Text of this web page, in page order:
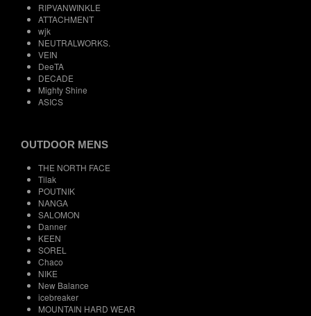
RIPVANWINKLE
ATTACHMENT
wjk
NEUTRALWORKS.
VEIN
DeeTA
DECADE
Mighty Shine
ASICS
OUTDOOR MENS
THE NORTH FACE
Tilak
POUTNIK
NANGA
SALOMON
Danner
KEEN
SOREL
Chaco
NIKE
New Balance
icebreaker
MOUNTAIN HARD WEAR